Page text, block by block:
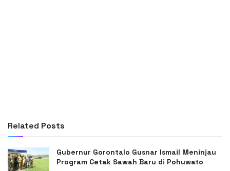
Related Posts
Gubernur Gorontalo Gusnar Ismail Meninjau
Program Cetak Sawah Baru di Pohuwato